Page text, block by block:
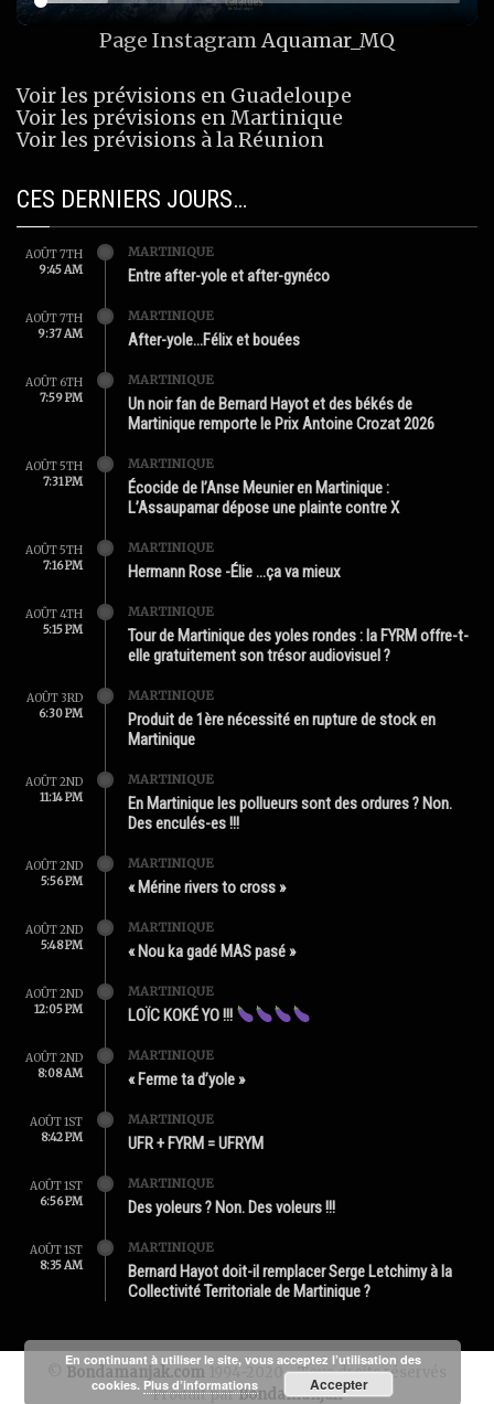
Page InstagramAquamar_MQ
Voir les prévisions en Guadeloupe
Voir les prévisions en Martinique
Voir les prévisions à la Réunion
CES DERNIERS JOURS…
AOÛT 7TH
9:45 AM
MARTINIQUE
Entre after-yole et after-gynéco
AOÛT 7TH
9:37 AM
MARTINIQUE
After-yole…Félix et bouées
AOÛT 6TH
7:59 PM
MARTINIQUE
Un noir fan de Bernard Hayot et des békés de
Martinique remporte le Prix Antoine Crozat 2026
AOÛT 5TH
7:31 PM
MARTINIQUE
Écocide de l’Anse Meunier en Martinique :
L’Assaupamar dépose une plainte contre X
AOÛT 5TH
7:16 PM
MARTINIQUE
Hermann Rose -Élie …ça va mieux
AOÛT 4TH
5:15 PM
MARTINIQUE
Tour de Martinique des yoles rondes : la FYRM offre-t-
elle gratuitement son trésor audiovisuel ?
AOÛT 3RD
6:30 PM
MARTINIQUE
Produit de 1ère nécessité en rupture de stock en
Martinique
AOÛT 2ND
11:14 PM
MARTINIQUE
En Martinique les pollueurs sont des ordures ? Non.
Des enculés-es !!!
AOÛT 2ND
5:56 PM
MARTINIQUE
« Mérine rivers to cross »
AOÛT 2ND
5:48 PM
MARTINIQUE
« Nou ka gadé MAS pasé »
AOÛT 2ND
12:05 PM
MARTINIQUE
LOÏC KOKÉ YO !!!
AOÛT 2ND
8:08 AM
MARTINIQUE
« Ferme ta d’yole »
AOÛT 1ST
8:42 PM
MARTINIQUE
UFR + FYRM = UFRYM
AOÛT 1ST
6:56 PM
MARTINIQUE
Des yoleurs ? Non. Des voleurs !!!
AOÛT 1ST
8:35 AM
MARTINIQUE
Bernard Hayot doit-il remplacer Serge Letchimy à la
Collectivité Territoriale de Martinique ?
Bondamanjak.com 1994-2020 - Tous droits réservés
Produit parBondamanjak
En continuant à utiliser le site, vous acceptez l’utilisation des
cookies. Plus d’informations Accepter